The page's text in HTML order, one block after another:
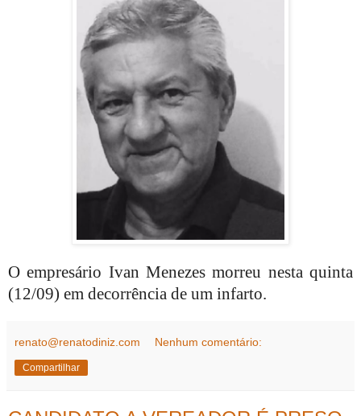
O empresário Ivan Menezes morreu nesta quinta
(12/09) em decorrência de um infarto.
renato@renatodiniz.com Nenhum comentário:
Compartilhar